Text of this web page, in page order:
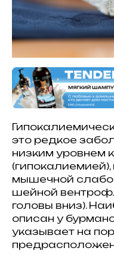
это редкое
низким уровнем
мышечной
шейной
головы вниз).
описан у
указывает на